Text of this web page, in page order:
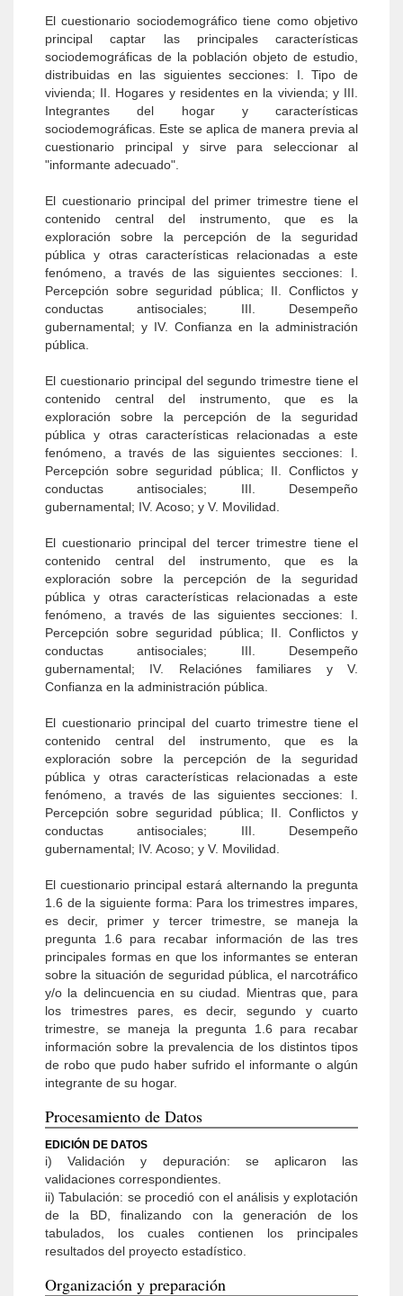
El cuestionario sociodemográfico tiene como objetivo
principal captar las principales características
sociodemográficas de la población objeto de estudio,
distribuidas en las siguientes secciones: I. Tipo de
vivienda; II. Hogares y residentes en la vivienda; y III.
Integrantes del hogar y características
sociodemográficas. Este se aplica de manera previa al
cuestionario principal y sirve para seleccionar al
"informante adecuado".
El cuestionario principal del primer trimestre tiene el
contenido central del instrumento, que es la
exploración sobre la percepción de la seguridad
pública y otras características relacionadas a este
fenómeno, a través de las siguientes secciones: I.
Percepción sobre seguridad pública; II. Conflictos y
conductas antisociales; III. Desempeño
gubernamental; y IV. Confianza en la administración
pública.
El cuestionario principal del segundo trimestre tiene el
contenido central del instrumento, que es la
exploración sobre la percepción de la seguridad
pública y otras características relacionadas a este
fenómeno, a través de las siguientes secciones: I.
Percepción sobre seguridad pública; II. Conflictos y
conductas antisociales; III. Desempeño
gubernamental; IV. Acoso; y V. Movilidad.
El cuestionario principal del tercer trimestre tiene el
contenido central del instrumento, que es la
exploración sobre la percepción de la seguridad
pública y otras características relacionadas a este
fenómeno, a través de las siguientes secciones: I.
Percepción sobre seguridad pública; II. Conflictos y
conductas antisociales; III. Desempeño
gubernamental; IV. Relaciónes familiares y V.
Confianza en la administración pública.
El cuestionario principal del cuarto trimestre tiene el
contenido central del instrumento, que es la
exploración sobre la percepción de la seguridad
pública y otras características relacionadas a este
fenómeno, a través de las siguientes secciones: I.
Percepción sobre seguridad pública; II. Conflictos y
conductas antisociales; III. Desempeño
gubernamental; IV. Acoso; y V. Movilidad.
El cuestionario principal estará alternando la pregunta
1.6 de la siguiente forma: Para los trimestres impares,
es decir, primer y tercer trimestre, se maneja la
pregunta 1.6 para recabar información de las tres
principales formas en que los informantes se enteran
sobre la situación de seguridad pública, el narcotráfico
y/o la delincuencia en su ciudad. Mientras que, para
los trimestres pares, es decir, segundo y cuarto
trimestre, se maneja la pregunta 1.6 para recabar
información sobre la prevalencia de los distintos tipos
de robo que pudo haber sufrido el informante o algún
integrante de su hogar.
Procesamiento de Datos
EDICIÓN DE DATOS
i) Validación y depuración: se aplicaron las
validaciones correspondientes.
ii) Tabulación: se procedió con el análisis y explotación
de la BD, finalizando con la generación de los
tabulados, los cuales contienen los principales
resultados del proyecto estadístico.
Organización y preparación